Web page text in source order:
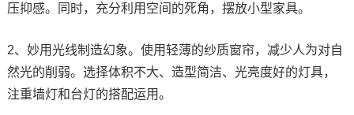
压抑感。同时，充分利用空间的死角，摆放小型家具。
2、妙用光线制造幻象。使用轻薄的纱质窗帘，减少人为对自
然光的削弱。选择体积不大、造型简洁、光亮度好的灯具，
注重墙灯和台灯的搭配运用。